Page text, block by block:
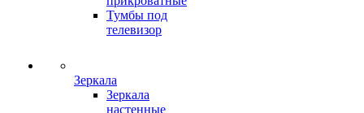
Тумбы под
телевизор
Зеркала
Зеркала
настенные